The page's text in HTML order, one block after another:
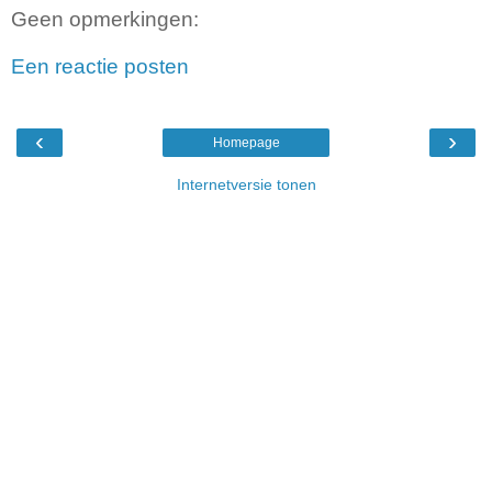
Geen opmerkingen:
Een reactie posten
‹ ›
Homepage
Internetversie tonen